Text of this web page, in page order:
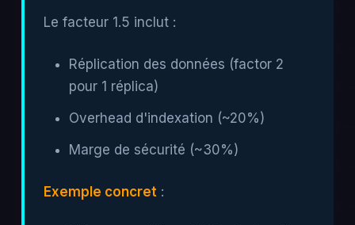
Le facteur 1.5 inclut :
Réplication des données (factor 2
pour 1 réplica)
Overhead d'indexation (~20%)
Marge de sécurité (~30%)
Exemple concret: